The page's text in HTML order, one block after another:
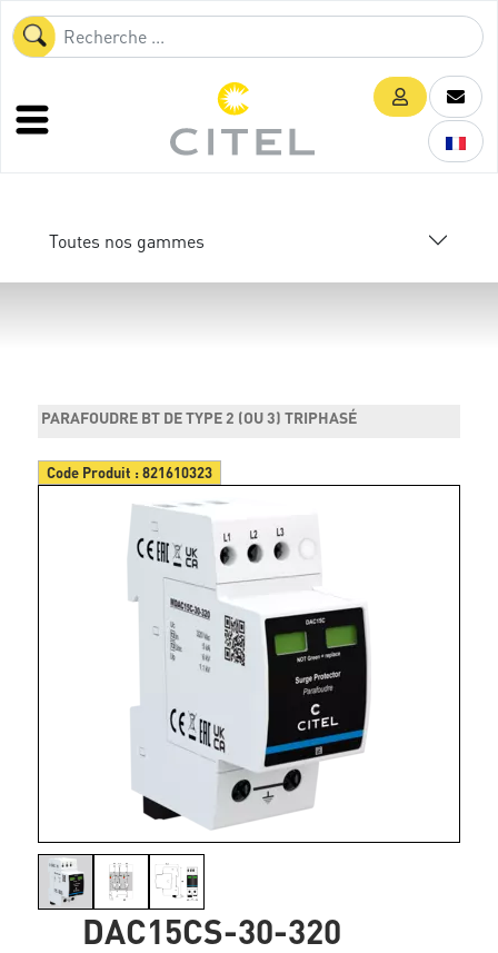
Toutes nos gammes
PARAFOUDRE BT DE TYPE 2 (OU 3) TRIPHASÉ
Code Produit :821610323
DAC15CS-30-320